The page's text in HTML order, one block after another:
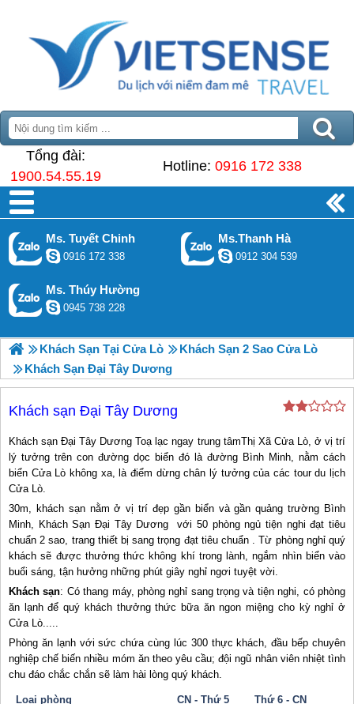
Tổng đài:
1900.54.55.19
Hotline: 0916 172 338
Ms. Tuyết Chinh
0916 172 338
Ms.Thanh Hà
0912 304 539
Ms. Thúy Hường
0945 738 228
Khách Sạn Tại Cửa Lò
Khách Sạn 2 Sao Cửa Lò
Khách Sạn Đại Tây Dương
Khách sạn Đại Tây Dương
Khách sạn Đại Tây Dương Toạ lạc ngay trung tâmThị Xã Cửa Lò, ở vị trí
lý tưởng trên con đường dọc biển đó là đường Bình Minh, nằm cách
biển Cửa Lò không xa, là điểm dừng chân lý tưởng của các tour du lịch
Cửa Lò.
30m, khách sạn nằm ở vị trí đẹp gần biển và gần quảng trường Bình
Minh, Khách Sạn Đại Tây Dương với 50 phòng ngủ tiện nghi đạt tiêu
chuẩn 2 sao, trang thiết bị sang trọng đạt tiêu chuẩn . Từ phòng nghỉ quý
khách sẽ được thưởng thức không khí trong lành, ngắm nhìn biển vào
buổi sáng, tận hưởng những phút giây nghỉ ngơi tuyệt vời.
Khách sạn: Có thang máy, phòng nghỉ sang trọng và tiện nghi, có phòng
ăn lạnh để quý khách thưởng thức bữa ăn ngon miệng cho kỳ nghỉ ở
Cửa Lò.....
Phòng ăn lạnh với sức chứa cùng lúc 300 thực khách, đầu bếp chuyên
nghiệp chế biến nhiều móm ăn theo yêu cầu; đội ngũ nhân viên nhiệt tình
chu đáo chắc chắn sẽ làm hài lòng quý khách.
Loại phòng CN - Thứ 5 Thứ 6 - CN